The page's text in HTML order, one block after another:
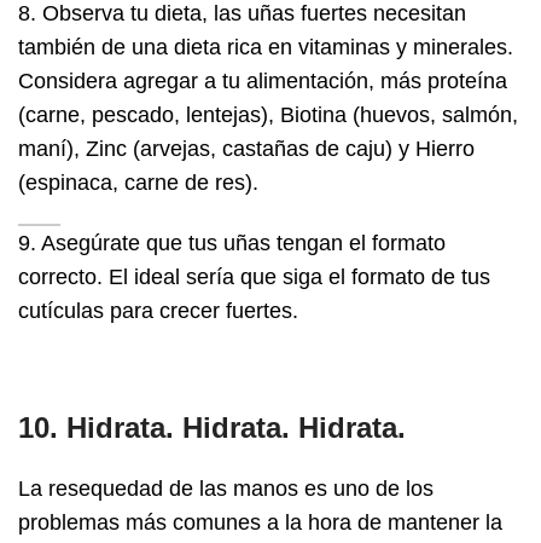
8. Observa tu dieta, las uñas fuertes necesitan
también de una dieta rica en vitaminas y minerales.
Considera agregar a tu alimentación, más proteína
(carne, pescado, lentejas), Biotina (huevos, salmón,
maní), Zinc (arvejas, castañas de caju) y Hierro
(espinaca, carne de res).
9. Asegúrate que tus uñas tengan el formato
correcto. El ideal sería que siga el formato de tus
cutículas para crecer fuertes.
10. Hidrata. Hidrata. Hidrata.
La resequedad de las manos es uno de los
problemas más comunes a la hora de mantener la